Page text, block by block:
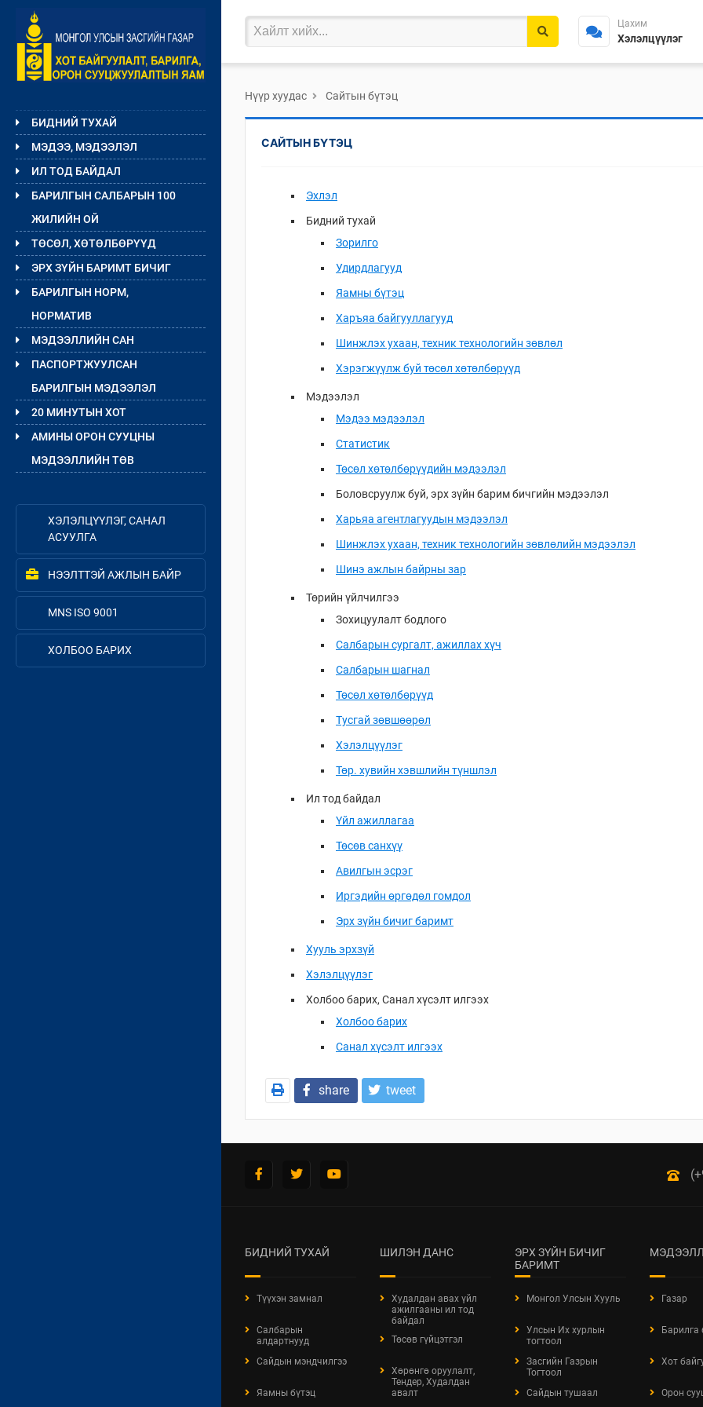
БИДНИЙ ТУХАЙ
МЭДЭЭ, МЭДЭЭЛЭЛ
ИЛ ТОД БАЙДАЛ
БАРИЛГЫН САЛБАРЫН 100
ЖИЛИЙН ОЙ
ТӨСӨЛ, ХӨТӨЛБӨРҮҮД
ЭРХ ЗҮЙН БАРИМТ БИЧИГ
БАРИЛГЫН НОРМ,
НОРМАТИВ
МЭДЭЭЛЛИЙН САН
ПАСПОРТЖУУЛСАН
БАРИЛГЫН МЭДЭЭЛЭЛ
20 МИНУТЫН ХОТ
АМИНЫ ОРОН СУУЦНЫ
МЭДЭЭЛЛИЙН ТӨВ
ХЭЛЭЛЦҮҮЛЭГ, САНАЛ
АСУУЛГА
НЭЭЛТТЭЙ АЖЛЫН БАЙР
MNS ISO 9001
ХОЛБОО БАРИХ
Цахим
Хэлэлцүүлэг
Нүүр хуудас Сайтын бүтэц
САЙТЫН БҮТЭЦ
Эхлэл
Бидний тухай
Зорилго
Удирдлагууд
Яамны бүтэц
Харъяа байгууллагууд
Шинжлэх ухаан, техник технологийн зөвлөл
Хэрэгжүүлж буй төсөл хөтөлбөрүүд
Мэдээлэл
Мэдээ мэдээлэл
Статистик
Төсөл хөтөлбөрүүдийн мэдээлэл
Боловсруулж буй, эрх зүйн барим бичгийн мэдээлэл
Харьяа агентлагуудын мэдээлэл
Шинжлэх ухаан, техник технологийн зөвлөлийн мэдээлэл
Шинэ ажлын байрны зар
Төрийн үйлчилгээ
Зохицуулалт бодлого
Салбарын сургалт, ажиллах хүч
Салбарын шагнал
Төсөл хөтөлбөрүүд
Тусгай зөвшөөрөл
Хэлэлцүүлэг
Төр. хувийн хэвшлийн түншлэл
Ил тод байдал
Үйл ажиллагаа
Төсөв санхүү
Авилгын эсрэг
Иргэдийн өргөдөл гомдол
Эрх зүйн бичиг баримт
Хууль эрхзүй
Хэлэлцүүлэг
Холбоо барих, Санал хүсэлт илгээх
Холбоо барих
Санал хүсэлт илгээх
share tweet
БИДНИЙ ТУХАЙ
Түүхэн замнал
Салбарын
алдартнууд
Сайдын мэндчилгээ
Яамны бүтэц
ШИЛЭН ДАНС
Худалдан авах үйл
ажилгааны ил тод
байдал
Төсөв гүйцэтгэл
Хөрөнгө оруулалт,
Тендер, Худалдан
авалт
ЭРХ ЗҮЙН БИЧИГ
БАРИМТ
Монгол Улсын Хууль
Улсын Их хурлын
тогтоол
Засгийн Газрын
Тогтоол
Сайдын тушаал
Газар
Барилга
Хот
Орон